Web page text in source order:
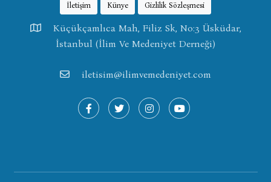
İletişim Künye Gizlilik Sözleşmesi
Küçükçamlıca Mah, Filiz Sk, No:3 Üsküdar,
İstanbul (İlim Ve Medeniyet Derneği)
iletisim@ilimvemedeniyet.com